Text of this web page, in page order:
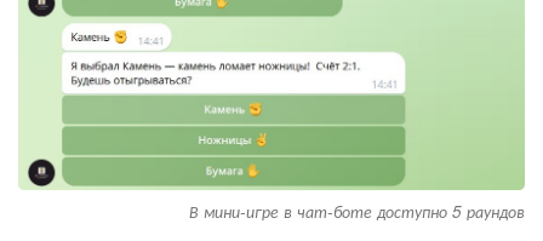
В мини-игре в чат-боте доступно 5 раундов